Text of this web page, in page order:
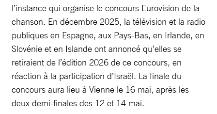
l’instance qui organise le concours Eurovision de la
chanson. En décembre 2025, la télévision et la radio
publiques en Espagne, aux Pays-Bas, en Irlande, en
Slovénie et en Islande ont annoncé qu’elles se
retiraient de l’édition 2026 de ce concours, en
réaction à la participation d’Israël. La finale du
concours aura lieu à Vienne le 16 mai, après les
deux demi-finales des 12 et 14 mai.